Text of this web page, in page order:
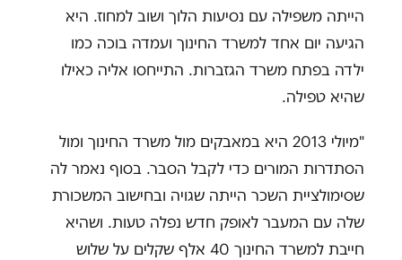
הייתה משפילה עם נסיעות הלוך ושוב למחוז. היא
הגיעה יום אחד למשרד החינוך ועמדה בוכה כמו
ילדה בפתח משרד הגזברות. התייחסו אליה כאילו
שהיא טפילה.
"מיולי 2013 היא במאבקים מול משרד החינוך ומול
הסתדרות המורים כדי לקבל הסבר. בסוף נאמר לה
שסימולציית השכר הייתה שגויה ובחישוב המשכורת
שלה עם המעבר לאופק חדש נפלה טעות. ושהיא
חייבת למשרד החינוך 40 אלף שקלים על שלוש